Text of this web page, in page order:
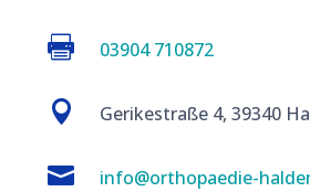
 03904 710872
 Gerikestraße 4, 39340
 info@orthopaedie-